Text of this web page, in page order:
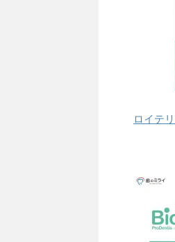
ロイテ